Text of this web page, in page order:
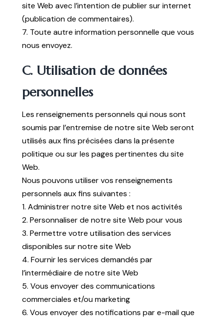
site Web avec l’intention de publier sur internet
(publication de commentaires).
7. Toute autre information personnelle que vous
nous envoyez.
C. Utilisation de données
personnelles
Les renseignements personnels qui nous sont
soumis par l’entremise de notre site Web seront
utilisés aux fins précisées dans la présente
politique ou sur les pages pertinentes du site
Web.
Nous pouvons utiliser vos renseignements
personnels aux fins suivantes :
1. Administrer notre site Web et nos activités
2. Personnaliser de notre site Web pour vous
3. Permettre votre utilisation des services
disponibles sur notre site Web
4. Fournir les services demandés par
l’intermédiaire de notre site Web
5. Vous envoyer des communications
commerciales et/ou marketing
6. Vous envoyer des notifications par e-mail que